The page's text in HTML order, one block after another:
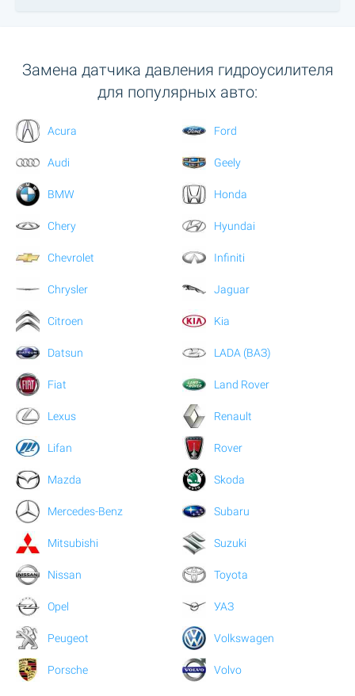
Замена датчика давления гидроусилителя
для популярных авто:
Acura
Audi
BMW
Chery
Chevrolet
Chrysler
Citroen
Datsun
Fiat
Ford
Geely
Honda
Hyundai
Infiniti
Jaguar
Kia
LADA (ВАЗ)
Land Rover
Lexus
Lifan
Mazda
Mercedes-Benz
Mitsubishi
Nissan
Opel
Peugeot
Porsche
Renault
Rover
Skoda
Subaru
Suzuki
Toyota
УАЗ
Volkswagen
Volvo